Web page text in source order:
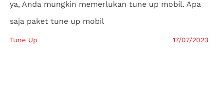
ya, Anda mungkin memerlukan tune up mobil. Apa
saja paket tune up mobil
Tune Up 17/07/2023